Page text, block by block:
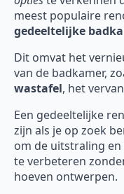
meest populaire
gedeeltelijke
Dit omvat het
van de badkamer,
wastafel, het
Een gedeeltelijke
zijn als je op zoek
om de uitstraling
te verbeteren
hoeven ontwerpen.